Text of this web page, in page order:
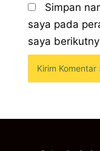
Simpan
saya pada
saya